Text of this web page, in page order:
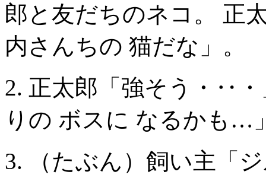
郎と友だちのネコ。 正
内さんちの 猫だな」。
2. 正太郎「強そう・‥
りの ボスに なるかも…
3. （たぶん）飼い主「